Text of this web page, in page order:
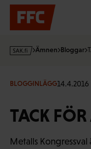
Hoppa
innehållet
s
·
Ämnen Bloggar
BLOGGINLÄGG14.4.2016
TACK
Metalls